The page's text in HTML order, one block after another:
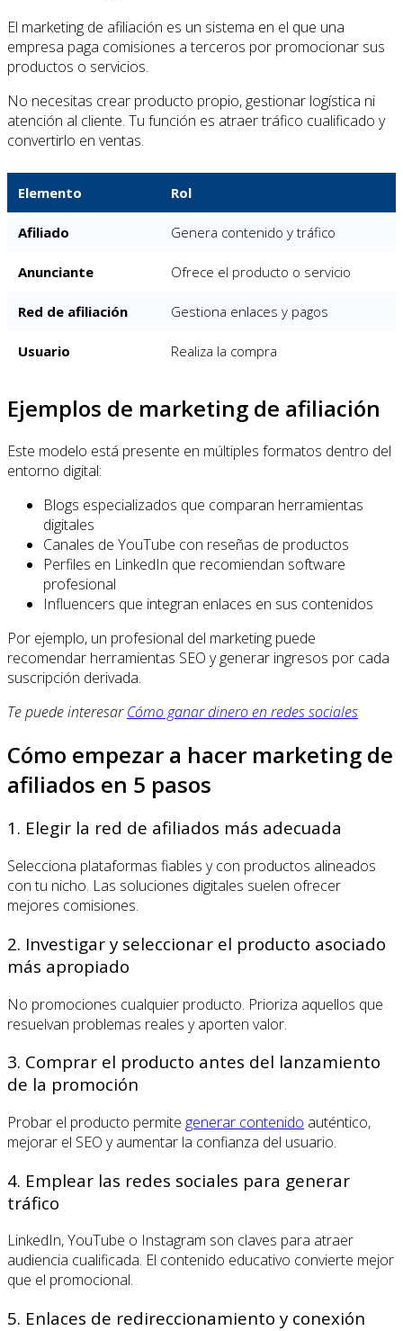
El marketing de afiliación es un sistema en el que una
empresa paga comisiones a terceros por promocionar sus
productos o servicios.
No necesitas crear producto propio, gestionar logística ni
atención al cliente. Tu función es atraer tráfico cualificado y
convertirlo en ventas.
Elemento Rol
Afiliado Genera contenido y tráfico
Anunciante Ofrece el producto o servicio
Red de afiliación Gestiona enlaces y pagos
Usuario Realiza la compra
Ejemplos de marketing de afiliación
Este modelo está presente en múltiples formatos dentro del
entorno digital:
Blogs especializados que comparan herramientas
digitales
Canales de YouTube con reseñas de productos
Perfiles en LinkedIn que recomiendan software
profesional
Influencers que integran enlaces en sus contenidos
Por ejemplo, un profesional del marketing puede
recomendar herramientas SEO y generar ingresos por cada
suscripción derivada.
Te puede interesarCómo ganar dinero en redes sociales
Cómo empezar a hacer marketing de
afiliados en 5 pasos
1. Elegir la red de afiliados más adecuada
Selecciona plataformas fiables y con productos alineados
con tu nicho. Las soluciones digitales suelen ofrecer
mejores comisiones.
2. Investigar y seleccionar el producto asociado
más apropiado
No promociones cualquier producto. Prioriza aquellos que
resuelvan problemas reales y aporten valor.
3. Comprar el producto antes del lanzamiento
de la promoción
Probar el producto permite generar contenido auténtico,
mejorar el SEO y aumentar la confianza del usuario.
4. Emplear las redes sociales para generar
tráfico
LinkedIn, YouTube o Instagram son claves para atraer
audiencia cualificada. El contenido educativo convierte mejor
que el promocional.
5. Enlaces de redireccionamiento y conexión